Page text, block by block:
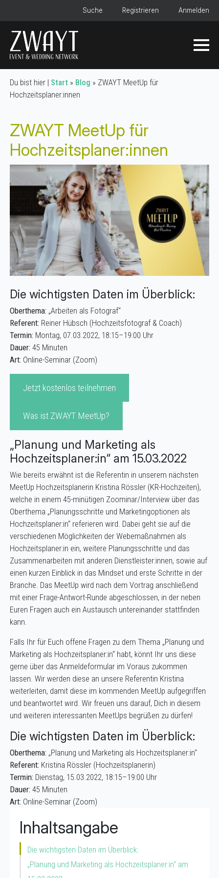
Suche Registrieren Anmelden
Du bist hier | Start » Blog » ZWAYT MeetUp für
Hochzeitsplaner:innen
ZWAYT MeetUp für
Hochzeitsplaner:innen
Die wichtigsten Daten im Überblick:
Oberthema: „Arbeiten als Fotograf“
Referent: Reiner Hübsch (Hochzeitsfotograf & Coach)
Termin: Montag, 07.03.2022, 18:15–19:00 Uhr
Dauer: 45 Minuten
Art: Online-Seminar (Zoom)
Jetzt kostenlos teilnehmen
Was ist ZWAYT MeetUp?
„Planung und Marketing als
Hochzeitsplaner:in“ am 15.03.2022
Wie bereits erwähnt ist die Referentin in unserem nächsten
MeetUp Hochzeitsplanerin Kristina Rössler (KR-Hochzeiten),
welche in einem 45-minütigen Zoominar/Interview über das
Oberthema „Planungsschritte und Marketingoptionen als
Hochzeitsplaner:in“ referieren wird. Dabei geht sie auf die
verschiedenen Möglichkeiten der Webemaßnahmen als
Hochzeitsplaner:in ein, weitere Planungsschritte und das
Zusammenarbeiten mit anderen Dienstleister:innen, sowie auf
einen kurzen Einblick in das Mindset und erste Schritte in der
Branche. Das MeetUp wird nach dem Vortrag anschließend
mit einer Frage-Antwort-Runde abgeschlossen, in der neben
Euren Fragen auch ein Austausch untereinander stattfinden
kann.
Falls Ihr für Euch offene Fragen zu dem Thema „Planung und
Marketing als Hochzeitsplaner:in“ habt, könnt Ihr uns diese
gerne über das Anmeldeformular im Voraus zukommen
lassen. Wir werden diese an unsere Referentin Kristina
weiterleiten, damit diese im kommenden MeetUp aufgegriffen
und beantwortet wird. Wir freuen uns darauf, Dich in diesem
und weiteren interessanten MeetUps begrüßen zu dürfen!
Die wichtigsten Daten im Überblick:
Oberthema: „Planung und Marketing als Hochzeitsplaner:in“
Referent: Kristina Rössler (Hochzeitsplanerin)
Termin: Dienstag, 15.03.2022, 18:15–19:00 Uhr
Dauer: 45 Minuten
Art: Online-Seminar (Zoom)
Inhaltsangabe
Die wichtigsten Daten im Überblick:
„Planung und Marketing als Hochzeitsplaner:in“ am